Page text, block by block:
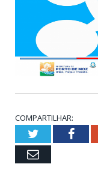
COMPARTILHAR:
Twitter
Email